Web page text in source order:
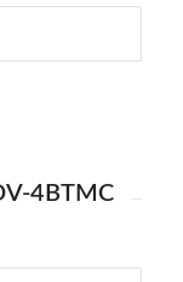
4BTMC